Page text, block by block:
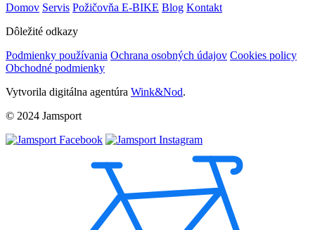
Domov Servis Požičovňa E-BIKE Blog Kontakt
Dôležité odkazy
Podmienky používania Ochrana osobných údajov Cookies policy
Obchodné podmienky
Vytvorila digitálna agentúra Wink&Nod.
© 2024 Jamsport